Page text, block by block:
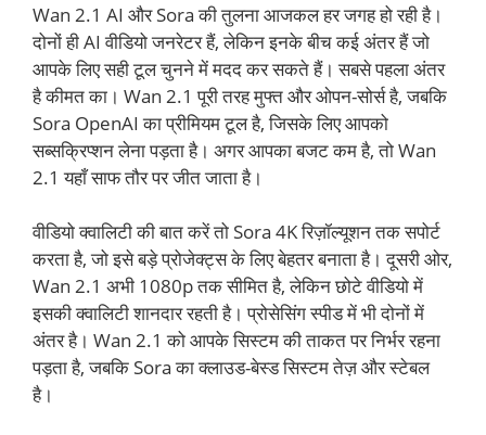
Wan 2.1 AI और Sora की तुलना आजकल हर जगह हो रही है।
दोनों ही AI वीडियो जनरेटर हैं, लेकिन इनके बीच कई अंतर हैं जो
आपके लिए सही टूल चुनने में मदद कर सकते हैं। सबसे पहला अंतर
है कीमत का। Wan 2.1 पूरी तरह मुफ्त और ओपन-सोर्स है, जबकि
Sora OpenAI का प्रीमियम टूल है, जिसके लिए आपको
सब्सक्रिप्शन लेना पड़ता है। अगर आपका बजट कम है, तो Wan
2.1 यहाँ साफ तौर पर जीत जाता है।
वीडियो क्वालिटी की बात करें तो Sora 4K रिज़ॉल्यूशन तक सपोर्ट
करता है, जो इसे बड़े प्रोजेक्ट्स के लिए बेहतर बनाता है। दूसरी ओर,
Wan 2.1 अभी 1080p तक सीमित है, लेकिन छोटे वीडियो में
इसकी क्वालिटी शानदार रहती है। प्रोसेसिंग स्पीड में भी दोनों में
अंतर है। Wan 2.1 को आपके सिस्टम की ताकत पर निर्भर रहना
पड़ता है, जबकि Sora का क्लाउड-बेस्ड सिस्टम तेज़ और स्टेबल
है।